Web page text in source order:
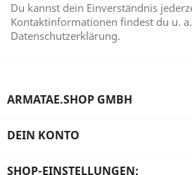
Du kannst dein Einverständnis
Kontaktinformationen findest du u.
Datenschutzerklärung.
ARMATAE.SHOP GMBH
DEIN KONTO
SHOP-EINSTELLUNGEN: